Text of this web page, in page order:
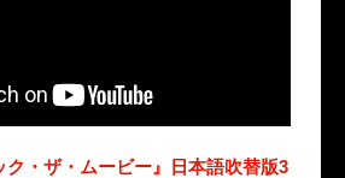
ク・ザ・ムービー』日本語吹替版3